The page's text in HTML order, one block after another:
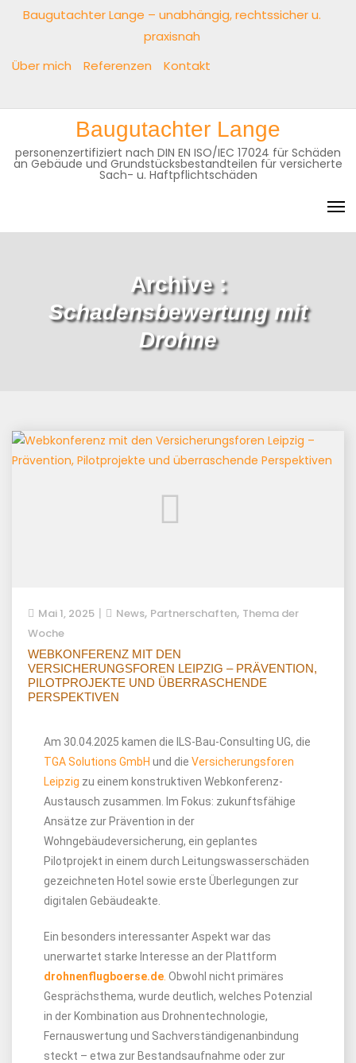
Baugutachter Lange – unabhängig, rechtssicher u.
praxisnah
Über mich
Referenzen Kontakt
Baugutachter Lange
personenzertifiziert nach DIN EN ISO/IEC 17024 für Schäden
an Gebäude und Grundstücksbestandteilen für versicherte
Sach- u. Haftpflichtschäden
Archive :
Schadensbewertung mit
Drohne
Mai 1, 2025 News, Partnerschaften, Thema der
Woche
WEBKONFERENZ MIT DEN
VERSICHERUNGSFOREN LEIPZIG – PRÄVENTION,
PILOTPROJEKTE UND ÜBERRASCHENDE
PERSPEKTIVEN
Am 30.04.2025 kamen die ILS-Bau-Consulting UG, die
TGA Solutions GmbH und die Versicherungsforen
Leipzig zu einem konstruktiven Webkonferenz-
Austausch zusammen. Im Fokus: zukunftsfähige
Ansätze zur Prävention in der
Wohngebäudeversicherung, ein geplantes
Pilotprojekt in einem durch Leitungswasserschäden
gezeichneten Hotel sowie erste Überlegungen zur
digitalen Gebäudeakte.
Ein besonders interessanter Aspekt war das
unerwartet starke Interesse an der Plattform
drohnenflugboerse.de Obwohl nicht primäres
Gesprächsthema, wurde deutlich, welches Potenzial
in der Kombination aus Drohnentechnologie,
Fernauswertung und Sachverständigenanbindung
steckt – etwa zur Bestandsaufnahme oder zur